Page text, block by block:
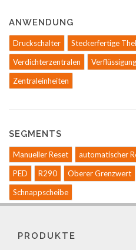
ANWENDUNG
Druckschalter
Steckerfertige
Verdichterzentralen
Zentraleinheiten
SEGMENTS
Manueller Reset automatischer
PED
R290 Oberer Grenzwert
Schnappscheibe
PRODUKTE